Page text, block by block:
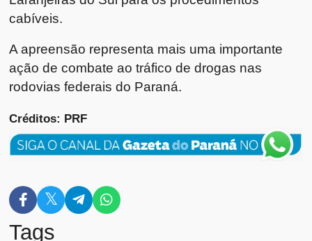
cabíveis.
A apreensão representa mais uma importante
ação de combate ao tráfico de drogas nas
rodovias federais do Paraná.
Créditos: PRF
Tags